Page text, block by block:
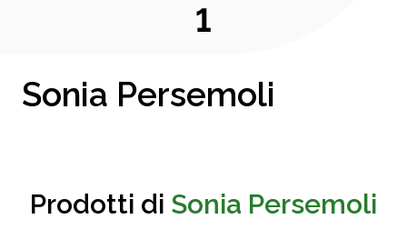
1
Sonia Persemoli
Prodotti di Sonia Persemoli